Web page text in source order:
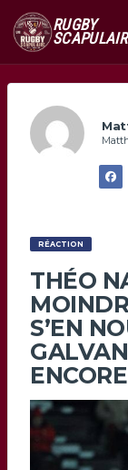
RUGBY
RÉACTION
THÉO
S’EN